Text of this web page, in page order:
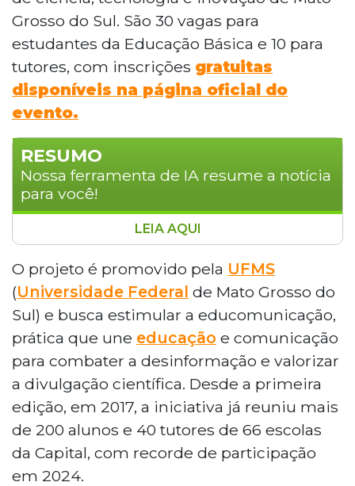
Grosso do Sul. São 30 vagas para
estudantes da Educação Básica e 10 para
tutores, com inscrições gratuitas
disponíveis na página oficial do
evento.
RESUMO
Nossa ferramenta de IA resume a notícia
para você!
O projeto Repórter Júnior 2025,
promovido pela Universidade Federal de
Mato Grosso do Sul (UFMS), está com
inscrições abertas até 29 de setembro
para alunos e professores de escolas
públicas e particulares de Campo Grande.
A iniciativa oferece 30 vagas para
estudantes e 10 para tutores, que farão a
cobertura do Integra UFMS, principal
evento de ciência e tecnologia do estado.
Os selecionados participarão de oficinas
preparatórias em outubro e atuarão em
diversas áreas da comunicação durante o
LEIA AQUI
O projeto é promovido pela UFMS
(Universidade Federal de Mato Grosso do
Sul) e busca estimular a educomunicação,
prática que une educação e comunicação
para combater a desinformação e valorizar
a divulgação científica. Desde a primeira
edição, em 2017, a iniciativa já reuniu mais
de 200 alunos e 40 tutores de 66 escolas
da Capital, com recorde de participação
em 2024.